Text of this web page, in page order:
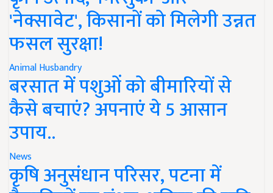
'नेक्सावेट', किसानों को मिलेगी उन्नत
फसल सुरक्षा!
Animal Husbandry
बरसात में पशुओं को बीमारियों से
कैसे बचाएं? अपनाएं ये 5 आसान
उपाय..
News
कृषि अनुसंधान परिसर, पटना में